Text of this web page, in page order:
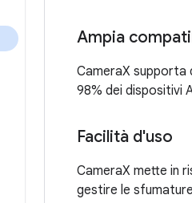
Ampia
CameraX supporta
98% dei dispositivi
Facilità d'uso
CameraX mette in
gestire le